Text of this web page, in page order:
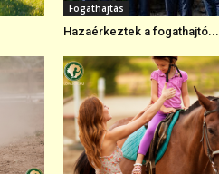
Fogathajtás
Hazaérkeztek a fogathajtó...